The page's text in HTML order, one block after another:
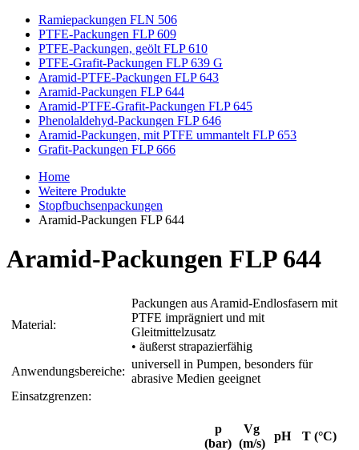
Ramiepackungen FLN 506
PTFE-Packungen FLP 609
PTFE-Packungen, geölt FLP 610
PTFE-Grafit-Packungen FLP 639 G
Aramid-PTFE-Packungen FLP 643
Aramid-Packungen FLP 644
Aramid-PTFE-Grafit-Packungen FLP 645
Phenolaldehyd-Packungen FLP 646
Aramid-Packungen, mit PTFE ummantelt FLP 653
Grafit-Packungen FLP 666
Home
Weitere Produkte
Stopfbuchsenpackungen
Aramid-Packungen FLP 644
Aramid-Packungen FLP 644
Material:
Packungen aus Aramid-Endlosfasern mit
PTFE imprägniert und mit
Gleitmittelzusatz
• äußerst strapazierfähig
Anwendungsbereiche:
universell in Pumpen, besonders für
abrasive Medien geeignet
Einsatzgrenzen:
p
(bar)
Vg
(m/s)
pH T (°C)